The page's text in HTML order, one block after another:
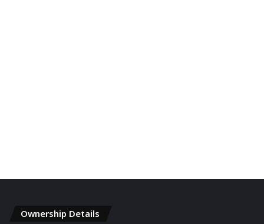
Ownership Details